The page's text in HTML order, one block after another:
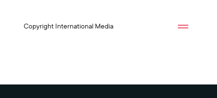
Copyright International Media